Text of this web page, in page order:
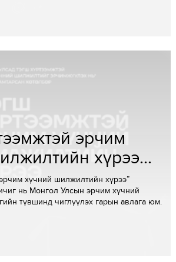
эрчим
хүрээ...
хүчний шилжилтийн хүрээ”
нь Монгол Улсын эрчим хүчний
түвшинд чиглүүлэх гарын авлага юм.